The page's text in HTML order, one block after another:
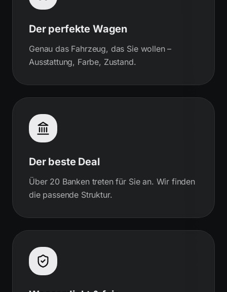
Der perfekte Wagen
Genau das Fahrzeug, das Sie wollen –
Ausstattung, Farbe, Zustand.
Der beste Deal
Über 20 Banken treten für Sie an. Wir finden
die passende Struktur.